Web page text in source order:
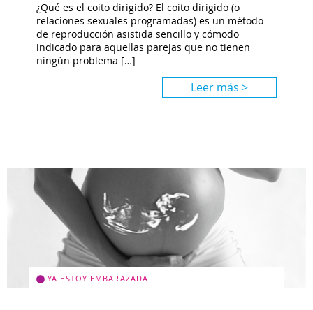
¿Qué es el coito dirigido? El coito dirigido (o
relaciones sexuales programadas) es un método
de reproducción asistida sencillo y cómodo
indicado para aquellas parejas que no tienen
ningún problema […]
Leer más >
YA ESTOY EMBARAZADA